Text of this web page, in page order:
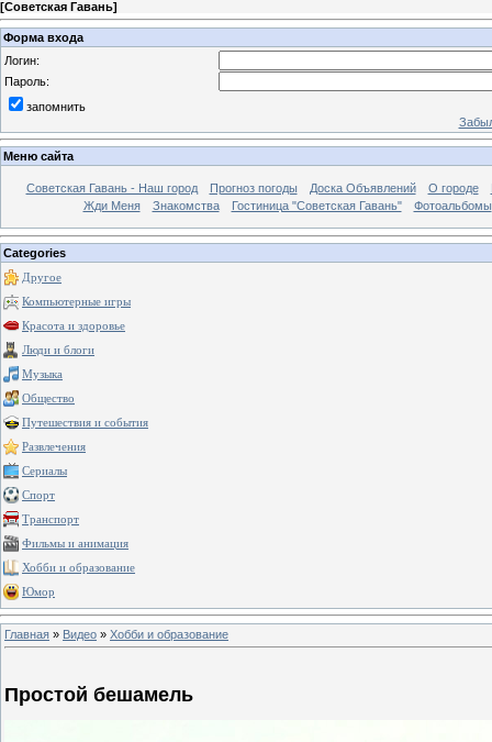
[Советская Гавань]
Форма входа
Логин:
Пароль:
запомнить
Меню сайта
Советская Гавань - Наш город Прогноз погоды Доска Объявлений О городе
Жди Меня
Знакомства Гостиница "Советская Гавань" Фотоальбомы
Categories
Другое
Компьютерные игры
Красота и здоровье
Люди и блоги
Музыка
Общество
Путешествия и события
Развлечения
Сериалы
Спорт
Транспорт
Фильмы и анимация
Хобби и образование
Юмор
Главная » Видео » Хобби и образование
Простой бешамель